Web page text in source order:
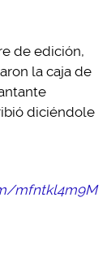
de edición,
la caja de
diciéndole
mfntkl4m9M